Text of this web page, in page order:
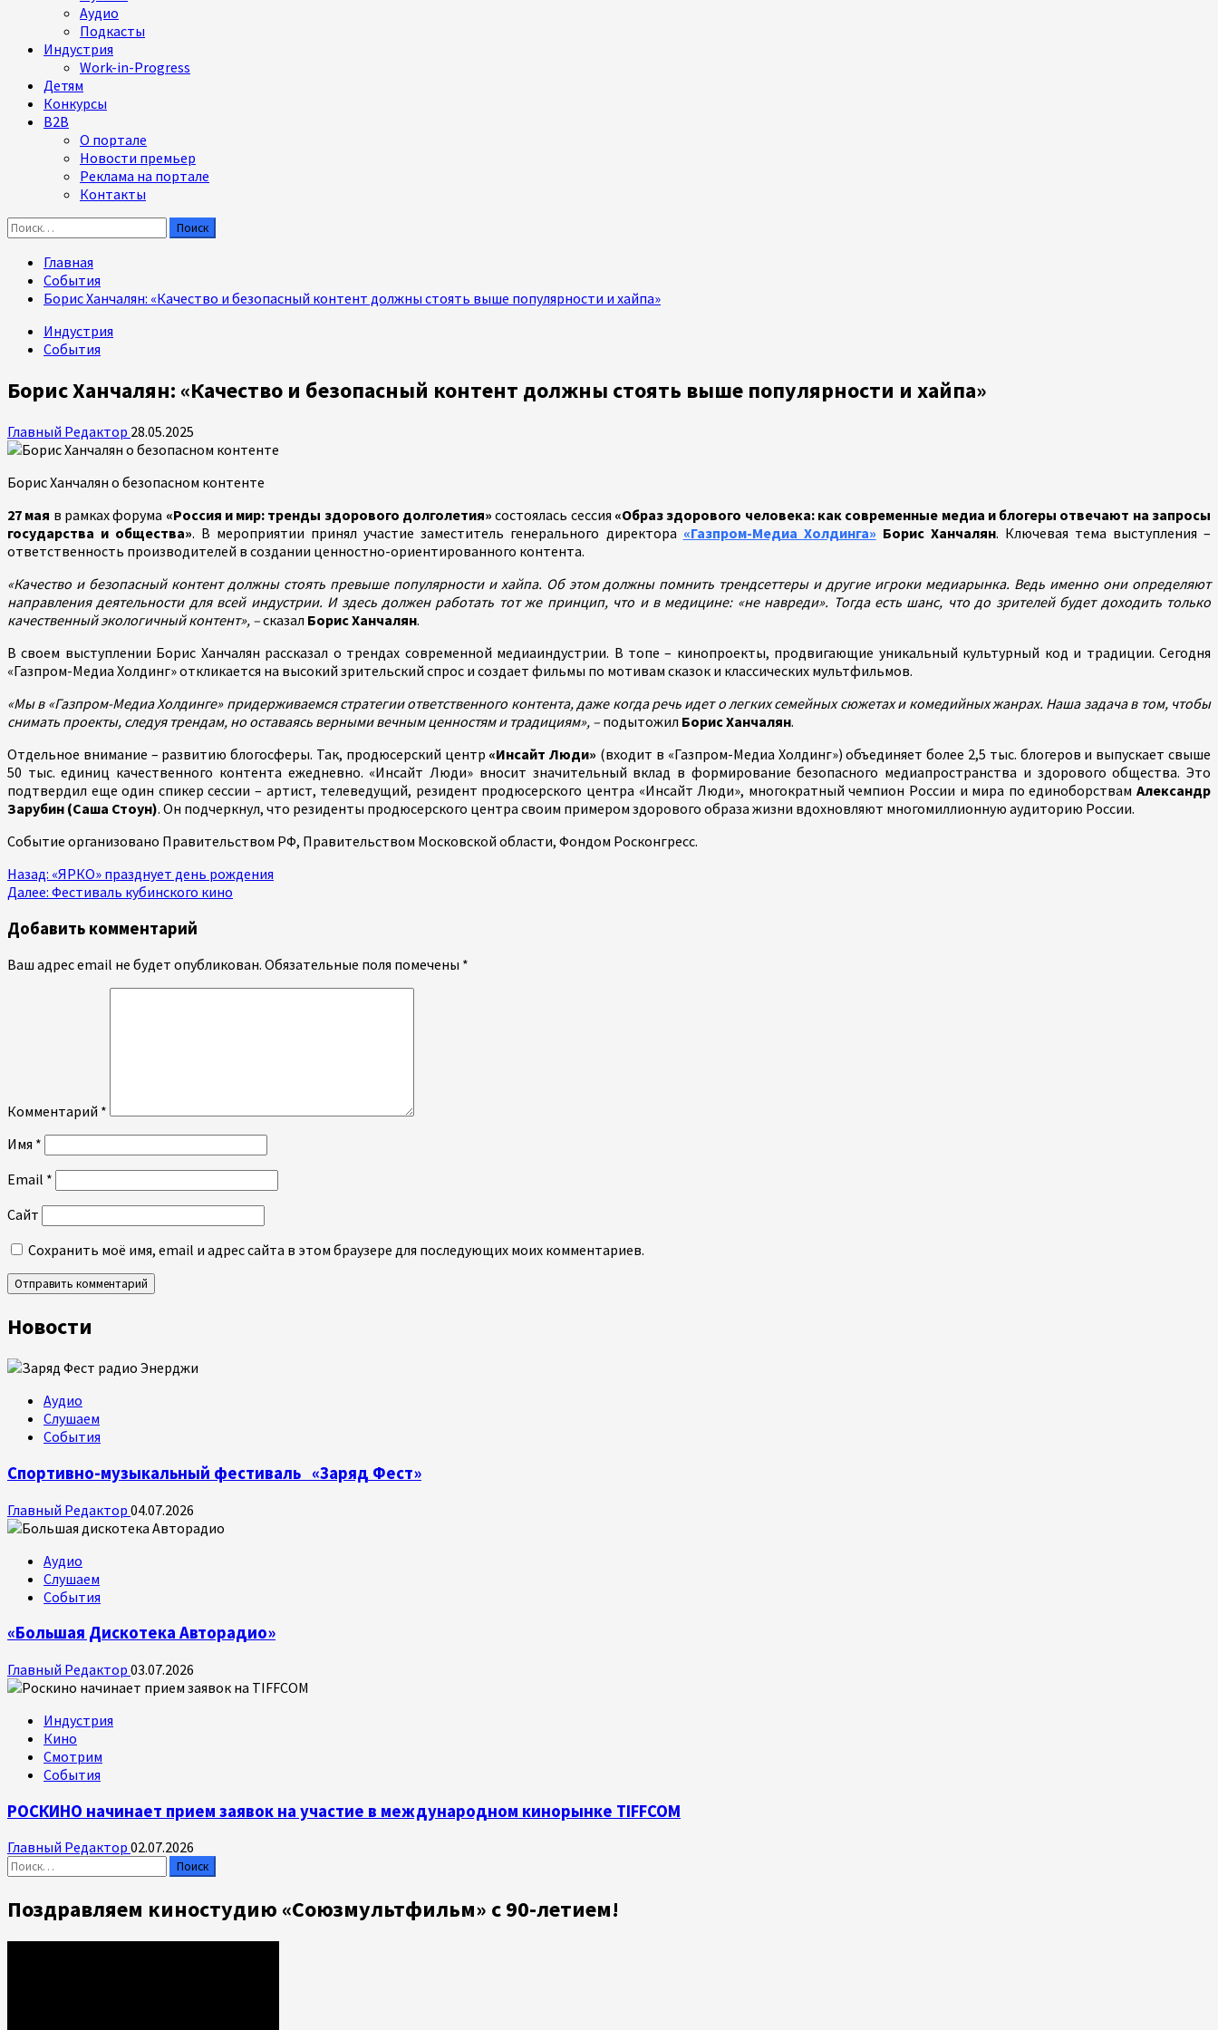
Аудио
Подкасты
Индустрия
Work-in-Progress
Детям
Конкурсы
B2B
О портале
Новости премьер
Реклама на портале
Контакты
Найти:
Главная
События
Борис Ханчалян: «Качество и безопасный контент должны стоять выше популярности и хайпа»
Индустрия
События
Борис Ханчалян: «Качество и безопасный контент должны стоять выше популярности и хайпа»
Главный Редактор 28.05.2025
Борис Ханчалян о безопасном контенте
27 мая в рамках форума «Россия и мир: тренды здорового долголетия» состоялась сессия «Образ здорового человека: как современные медиа и блогеры отвечают на запросы
государства и общества». В мероприятии принял участие заместитель генерального директора «Газпром-Медиа Холдинга» Борис Ханчалян. Ключевая тема выступления –
ответственность производителей в создании ценностно-ориентированного контента.
«Качество и безопасный контент должны стоять превыше популярности и хайпа. Об этом должны помнить трендсеттеры и другие игроки медиарынка. Ведь именно они определяют
направления деятельности для всей индустрии. И здесь должен работать тот же принцип, что и в медицине: «не навреди». Тогда есть шанс, что до зрителей будет доходить только
качественный экологичный контент», –сказал Борис Ханчалян.
В своем выступлении Борис Ханчалян рассказал о трендах современной медиаиндустрии. В топе – кинопроекты, продвигающие уникальный культурный код и традиции. Сегодня
«Газпром-Медиа Холдинг» откликается на высокий зрительский спрос и создает фильмы по мотивам сказок и классических мультфильмов.
«Мы в «Газпром-Медиа Холдинге» придерживаемся стратегии ответственного контента, даже когда речь идет о легких семейных сюжетах и комедийных жанрах. Наша задача в том, чтобы
снимать проекты, следуя трендам, но оставаясь верными вечным ценностям и традициям», – подытожил Борис Ханчалян.
Отдельное внимание – развитию блогосферы. Так, продюсерский центр «Инсайт Люди» (входит в «Газпром-Медиа Холдинг») объединяет более 2,5 тыс. блогеров и выпускает свыше
50 тыс. единиц качественного контента ежедневно. «Инсайт Люди» вносит значительный вклад в формирование безопасного медиапространства и здорового общества. Это
подтвердил еще один спикер сессии – артист, телеведущий, резидент продюсерского центра «Инсайт Люди», многократный чемпион России и мира по единоборствам Александр
Зарубин (Саша Стоун). Он подчеркнул, что резиденты продюсерского центра своим примером здорового образа жизни вдохновляют многомиллионную аудиторию России.
Событие организовано Правительством РФ, Правительством Московской области, Фондом Росконгресс.
Продолжить
чтение
Назад: «ЯРКО» празднует день рождения
Далее: Фестиваль кубинского кино
Добавить комментарий
Ваш адрес email не будет опубликован. Обязательные поля помечены *
Комментарий *
Имя *
Email *
Сайт
Сохранить моё имя, email и адрес сайта в этом браузере для последующих моих комментариев.
Новости
Аудио
Слушаем
События
Спортивно-музыкальный фестиваль «Заряд Фест»
Главный Редактор 04.07.2026
Аудио
Слушаем
События
«Большая Дискотека Авторадио»
Главный Редактор 03.07.2026
Индустрия
Кино
Смотрим
События
РОСКИНО начинает прием заявок на участие в международном кинорынке TIFFCOM
Главный Редактор 02.07.2026
Найти:
Поздравляем киностудию «Союзмультфильм» с 90-летием!